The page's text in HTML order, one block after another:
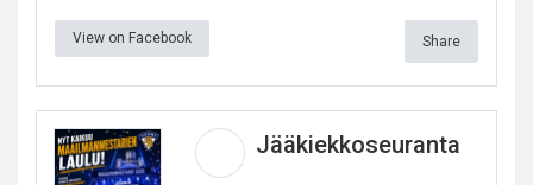
View on Facebook Share
Jääkiekkoseuranta